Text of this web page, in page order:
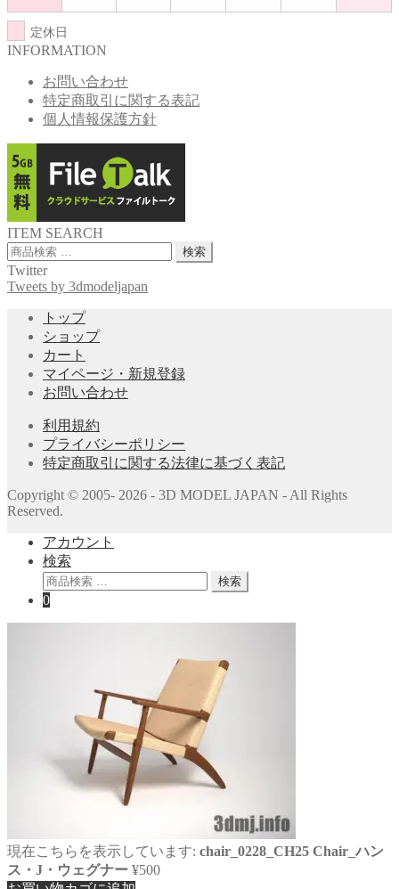
定休日
INFORMATION
お問い合わせ
特定商取引に関する表記
個人情報保護方針
ITEM SEARCH
検
索
対
検索
Twitter
Tweets by 3dmodeljapan
トップ
ショップ
カート
マイページ・新規登録
お問い合わせ
利用規約
プライバシーポリシー
特定商取引に関する法律に基づく表記
Copyright © 2005- 2026 - 3D MODEL JAPAN - All Rights
Reserved.
アカウント
検索
検
索
検索
0
現在こちらを表示しています: chair_0228_CH25 Chair_ハン
ス・J・ウェグナー ¥500